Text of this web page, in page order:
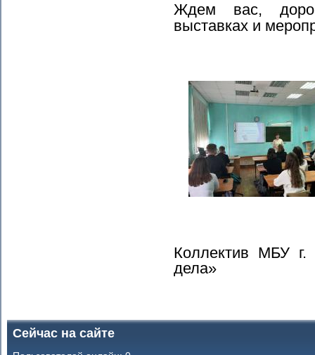
Ждем вас,
выставках и
Коллектив МБУ
дела»
Сейчас на сайте